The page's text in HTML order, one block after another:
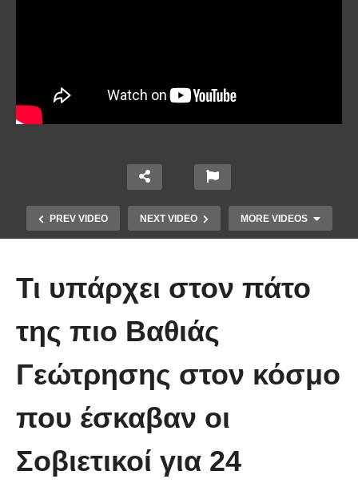
PREV VIDEO NEXT VIDEO MORE VIDEOS
Έβαλαν κάμερα έξω από αυτήν τη
(Βίντεο)
Τι υπάρχει στον πάτο
της πιο Βαθιάς
Γεώτρησης στον κόσμο
που έσκαβαν οι
Σοβιετικοί για 24